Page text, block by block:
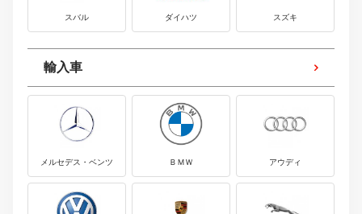
スバル ダイハツ スズキ
輸入車
メルセデス・ベンツ ＢＭＷ アウディ